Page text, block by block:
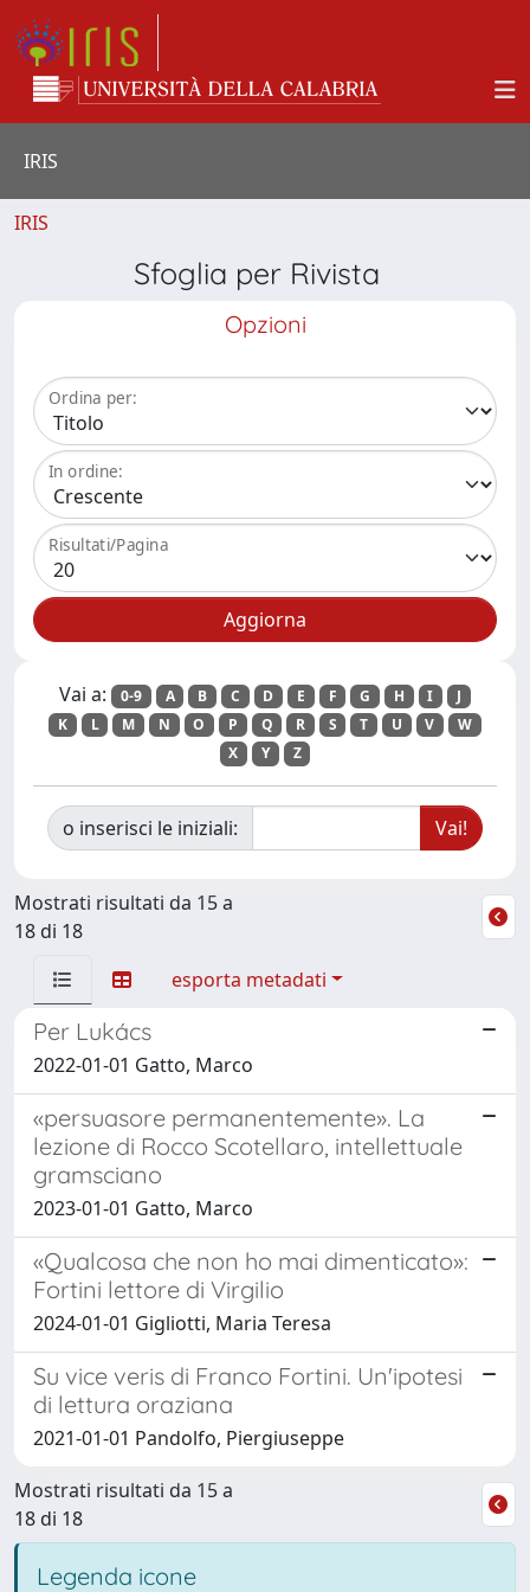
IRIS
IRIS
Sfoglia per Rivista
Opzioni
Ordina per:
In ordine:
Risultati/Pagina
Vai a: 0-9 A B C D E F G H I
J
K
L M N O P Q R S T U V
W
X
Y Z
o inserisci le iniziali:
Mostrati risultati da 15 a
18 di 18
esporta metadati
Per Lukács
2022-01-01 Gatto, Marco
«persuasore permanentemente». La
lezione di Rocco Scotellaro, intellettuale
gramsciano
2023-01-01 Gatto, Marco
«Qualcosa che non ho mai dimenticato»:
Fortini lettore di Virgilio
2024-01-01 Gigliotti, Maria Teresa
Su vice veris di Franco Fortini. Un'ipotesi
di lettura oraziana
2021-01-01 Pandolfo, Piergiuseppe
Mostrati risultati da 15 a
18 di 18
Legenda icone